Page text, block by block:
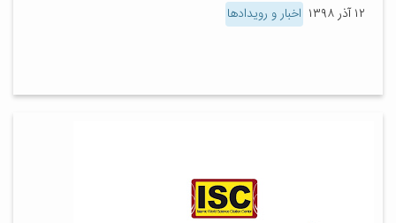
۱۲ آذر ۱۳۹۸ اخبار و رویدادها